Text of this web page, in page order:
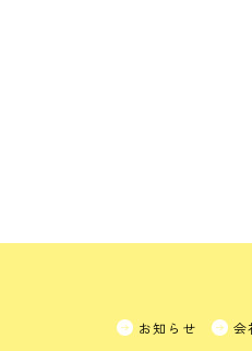
お知らせ 会